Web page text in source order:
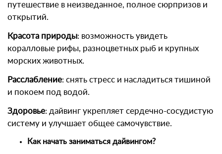
путешествие в неизведанное, полное сюрпризов и
открытий.
Красота природы: возможность увидеть
коралловые рифы, разноцветных рыб и крупных
морских животных.
Расслабление: снять стресс и насладиться тишиной
и покоем под водой.
Здоровье: дайвинг укрепляет сердечно-сосудистую
систему и улучшает общее самочувствие.
Как начать заниматься дайвингом?